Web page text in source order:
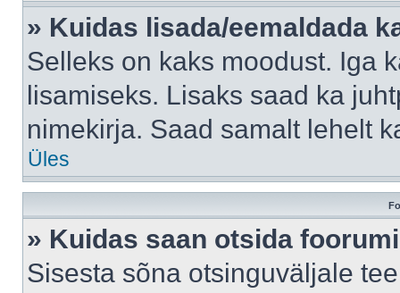
» Kuidas lisada/eemaldada
Selleks on kaks moodust. Iga
lisamiseks. Lisaks saad ka
nimekirja. Saad samalt lehelt
Üles
» Kuidas saan otsida
Sisesta sõna otsinguväljale